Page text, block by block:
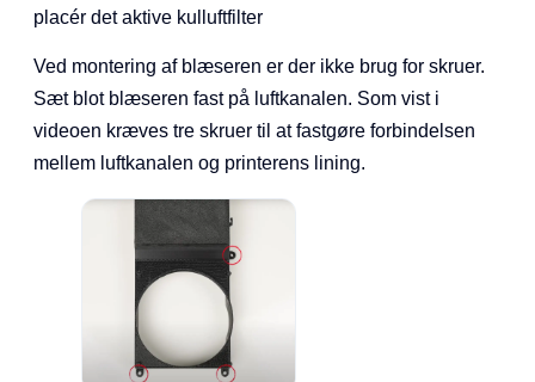
placér det aktive kulluftfilter
Ved montering af blæseren er der ikke brug for skruer.
Sæt blot blæseren fast på luftkanalen. Som vist i
videoen kræves tre skruer til at fastgøre forbindelsen
mellem luftkanalen og printerens lining.